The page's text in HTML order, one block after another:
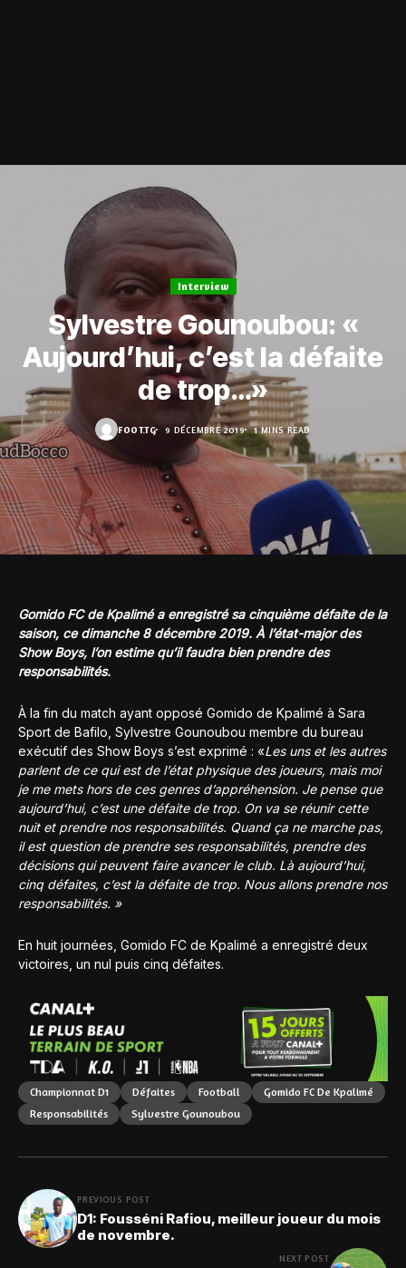
Interview
Sylvestre Gounoubou: «
Aujourd’hui, c’est la défaite
de trop…»
FOOT.TG 9 DÉCEMBRE 2019 1 MINS READ
Gomido FC de Kpalimé a enregistré sa cinquième défaite de la
saison, ce dimanche 8 décembre 2019. À l’état-major des
Show Boys, l’on estime qu’il faudra bien prendre des
responsabilités.
À la fin du match ayant opposé Gomido de Kpalimé à Sara
Sport de Bafilo, Sylvestre Gounoubou membre du bureau
exécutif des Show Boys s’est exprimé : «Les uns et les autres
parlent de ce qui est de l’état physique des joueurs, mais moi
je me mets hors de ces genres d’appréhension. Je pense que
aujourd’hui, c’est une défaite de trop. On va se réunir cette
nuit et prendre nos responsabilités. Quand ça ne marche pas,
il est question de prendre ses responsabilités, prendre des
décisions qui peuvent faire avancer le club. Là aujourd’hui,
cinq défaites, c’est la défaite de trop. Nous allons prendre nos
responsabilités. »
En huit journées, Gomido FC de Kpalimé a enregistré deux
victoires, un nul puis cinq défaites.
Championnat D1 Défaites Football
Gomido FC De Kpalimé
Responsabilités
Sylvestre Gounoubou
PREVIOUS POST
D1: Fousséni Rafiou, meilleur joueur du mois
de novembre.
NEXT POST